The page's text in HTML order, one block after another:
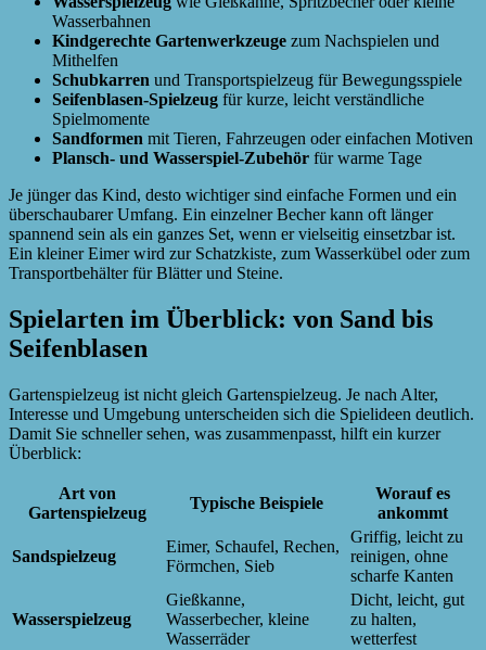
Wasserbahnen
Kindgerechte Gartenwerkzeuge zum Nachspielen und
Mithelfen
Schubkarren und Transportspielzeug für Bewegungsspiele
Seifenblasen-Spielzeug für kurze, leicht verständliche
Spielmomente
Sandformen mit Tieren, Fahrzeugen oder einfachen Motiven
Plansch- und Wasserspiel-Zubehör für warme Tage
Je jünger das Kind, desto wichtiger sind einfache Formen und ein
überschaubarer Umfang. Ein einzelner Becher kann oft länger
spannend sein als ein ganzes Set, wenn er vielseitig einsetzbar ist.
Ein kleiner Eimer wird zur Schatzkiste, zum Wasserkübel oder zum
Transportbehälter für Blätter und Steine.
Spielarten im Überblick: von Sand bis
Seifenblasen
Gartenspielzeug ist nicht gleich Gartenspielzeug. Je nach Alter,
Interesse und Umgebung unterscheiden sich die Spielideen deutlich.
Damit Sie schneller sehen, was zusammenpasst, hilft ein kurzer
Überblick:
Art von
Gartenspielzeug
Typische Beispiele
Worauf es
ankommt
Sandspielzeug
Eimer, Schaufel, Rechen,
Förmchen, Sieb
Griffig, leicht zu
reinigen, ohne
scharfe Kanten
Wasserspielzeug
Gießkanne,
Wasserbecher, kleine
Wasserräder
Dicht, leicht, gut
zu halten,
wetterfest